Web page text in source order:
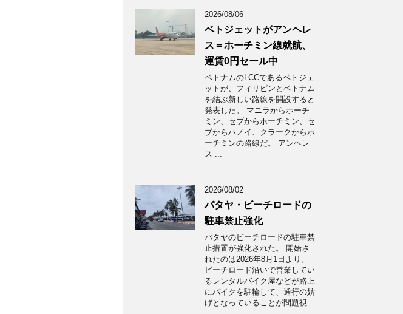
2026/08/06
ベトジェットがアンヘレ
ス＝ホーチミン線就航、
運賃0円セール中
ベトナムのLCCであるベトジェ
ットが、フィリピンとベトナム
を結ぶ新しい路線を開設すると
発表した。 マニラからホーチ
ミン、セブからホーチミン、セ
ブからハノイ、クラークからホ
ーチミンの路線だ。 アンヘレ
ス ...
2026/08/02
パタヤ・ビーチロードの
駐車禁止強化
パタヤのビーチロードの駐車禁
止措置が強化された。 開始さ
れたのは2026年8月1日より。
ビーチロード沿いで営業してい
るレンタルバイク屋などが路上
にバイクを駐輪して、通行の妨
げとなっていることが問題視 ...